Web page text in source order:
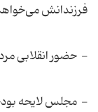
فرزندانش
- حضور انقلابی مردم در
- مجلس لایحه بودجه 1393 كل كشور را